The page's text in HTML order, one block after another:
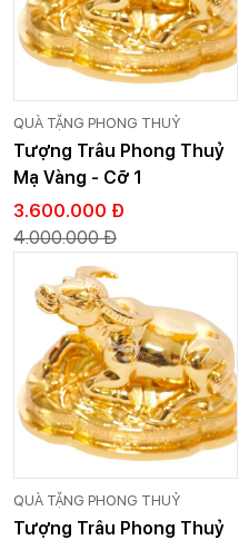
QUÀ TẶNG PHONG THUỶ
Tượng Trâu Phong Thuỷ
Mạ Vàng - Cỡ 1
3.600.000 Đ
4.000.000 Đ
QUÀ TẶNG PHONG THUỶ
Tượng Trâu Phong Thuỷ